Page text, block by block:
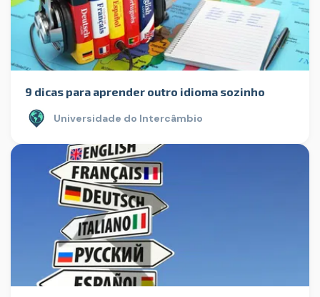
9 dicas para aprender outro idioma sozinho
Universidade do Intercâmbio